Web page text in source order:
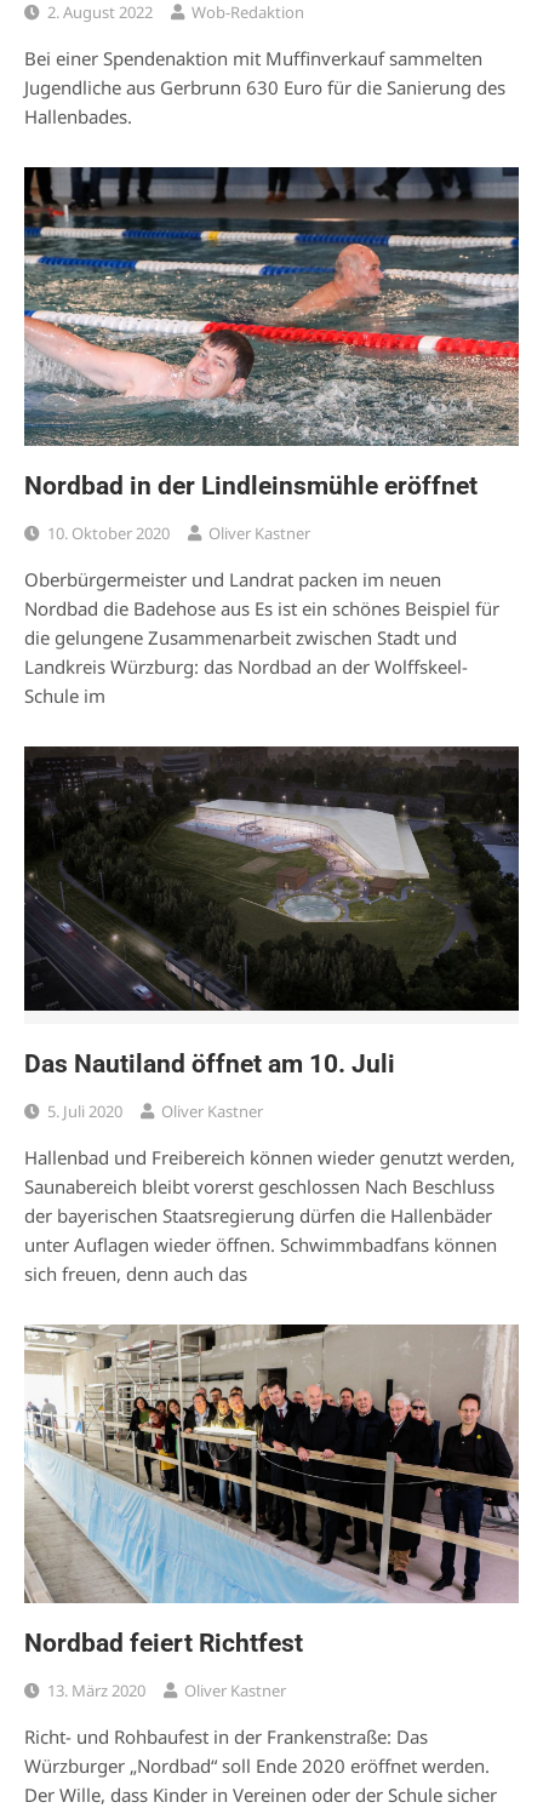
2. August 2022 Wob-Redaktion
Bei einer Spendenaktion mit Muffinverkauf sammelten
Jugendliche aus Gerbrunn 630 Euro für die Sanierung des
Hallenbades.
Nordbad in der Lindleinsmühle eröffnet
10. Oktober 2020 Oliver Kastner
Oberbürgermeister und Landrat packen im neuen
Nordbad die Badehose aus Es ist ein schönes Beispiel für
die gelungene Zusammenarbeit zwischen Stadt und
Landkreis Würzburg: das Nordbad an der Wolffskeel-
Schule im
Das Nautiland öffnet am 10. Juli
5. Juli 2020 Oliver Kastner
Hallenbad und Freibereich können wieder genutzt werden,
Saunabereich bleibt vorerst geschlossen Nach Beschluss
der bayerischen Staatsregierung dürfen die Hallenbäder
unter Auflagen wieder öffnen. Schwimmbadfans können
sich freuen, denn auch das
Nordbad feiert Richtfest
13. März 2020 Oliver Kastner
Richt- und Rohbaufest in der Frankenstraße: Das
Würzburger „Nordbad“ soll Ende 2020 eröffnet werden.
Der Wille, dass Kinder in Vereinen oder der Schule sicher